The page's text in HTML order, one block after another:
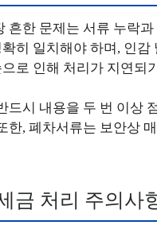
흔한 문제는 서류 누락
히 일치해야 하며, 인
로 인해 처리가 지연되
드시 내용을 두 번 이상
한, 폐차서류는 보안상
금 처리 주의사